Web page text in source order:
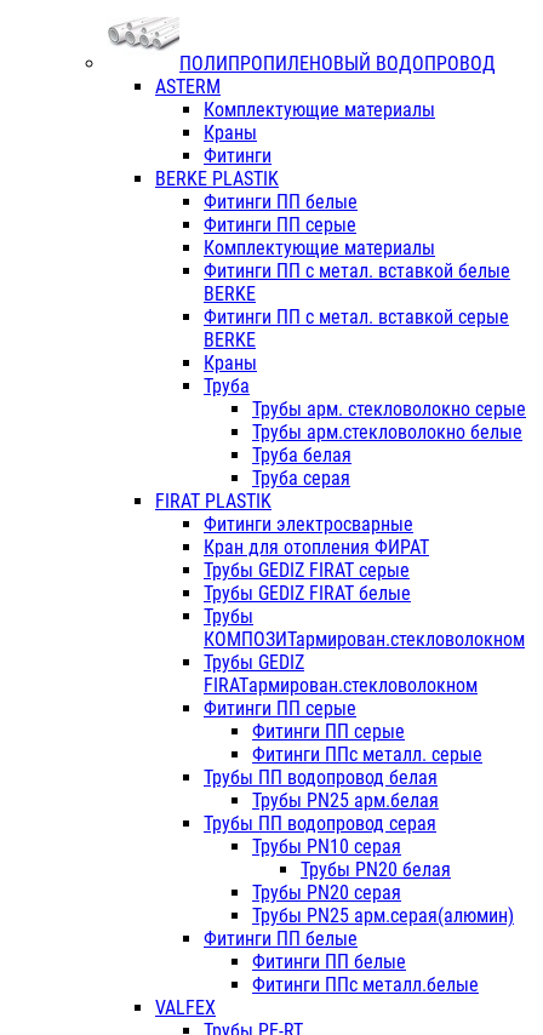
ПОЛИПРОПИЛЕНОВЫЙ ВОДОПРОВОД
ASTERM
Комплектующие материалы
Краны
Фитинги
BERKE PLASTIK
Фитинги ПП белые
Фитинги ПП серые
Комплектующие материалы
Фитинги ПП с метал. вставкой белые
BERKE
Фитинги ПП с метал. вставкой серые
BERKE
Краны
Труба
Трубы арм. стекловолокно серые
Трубы арм.стекловолокно белые
Труба белая
Труба серая
FIRAT PLASTIK
Фитинги электросварные
Кран для отопления ФИРАТ
Трубы GEDIZ FIRAT серые
Трубы GEDIZ FIRAT белые
Трубы
КОМПОЗИТармирован.стекловолокном
Трубы GEDIZ
FIRATармирован.стекловолокном
Фитинги ПП серые
Фитинги ПП серые
Фитинги ППс металл. серые
Трубы ПП водопровод белая
Трубы PN25 арм.белая
Трубы ПП водопровод серая
Трубы PN10 серая
Трубы PN20 белая
Трубы PN20 серая
Трубы PN25 арм.серая(алюмин)
Фитинги ПП белые
Фитинги ПП белые
Фитинги ППс металл.белые
VALFEX